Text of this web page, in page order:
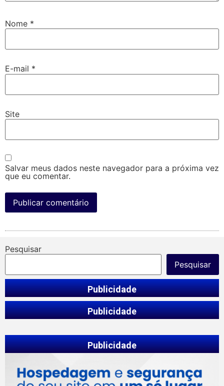
Nome *
E-mail *
Site
Salvar meus dados neste navegador para a próxima vez
que eu comentar.
Pesquisar
Pesquisar
Publicidade
Publicidade
Publicidade